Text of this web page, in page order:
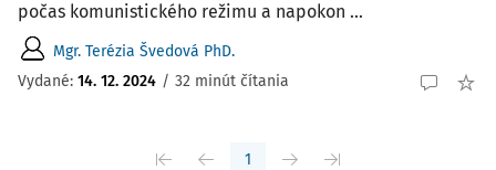
počas komunistického režimu a napokon ...
Mgr. Terézia Švedová PhD.
Vydané: 14. 12. 2024 / 32 minút čítania
1